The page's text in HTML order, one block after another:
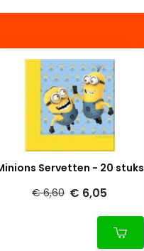
Minions Servetten - 20 stuks
€ 6,60 € 6,05